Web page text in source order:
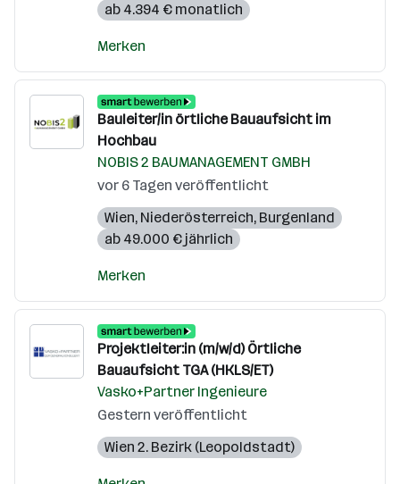
ab 4.394 € monatlich
Merken
Bauleiter/in örtliche Bauaufsicht im
Hochbau
NOBIS 2 BAUMANAGEMENT GMBH
vor 6 Tagen veröffentlicht
Wien, Niederösterreich, Burgenland
ab 49.000 € jährlich
Merken
Projektleiter:in (m/w/d) Örtliche
Bauaufsicht TGA (HKLS/ET)
Vasko+Partner Ingenieure
Gestern veröffentlicht
Wien 2. Bezirk (Leopoldstadt)